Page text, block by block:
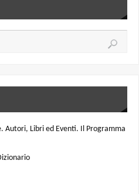
Autori, Libri ed Eventi. Il Programma